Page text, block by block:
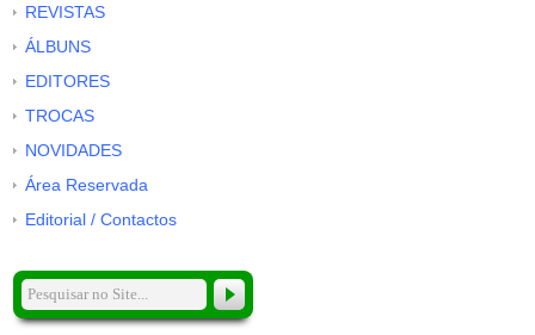
REVISTAS
ÁLBUNS
EDITORES
TROCAS
NOVIDADES
Área Reservada
Editorial / Contactos